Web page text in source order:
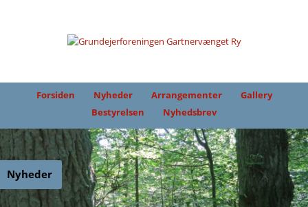
Forsiden Nyheder Arrangementer
Gallery
Bestyrelsen
Nyhedsbrev
Nyheder